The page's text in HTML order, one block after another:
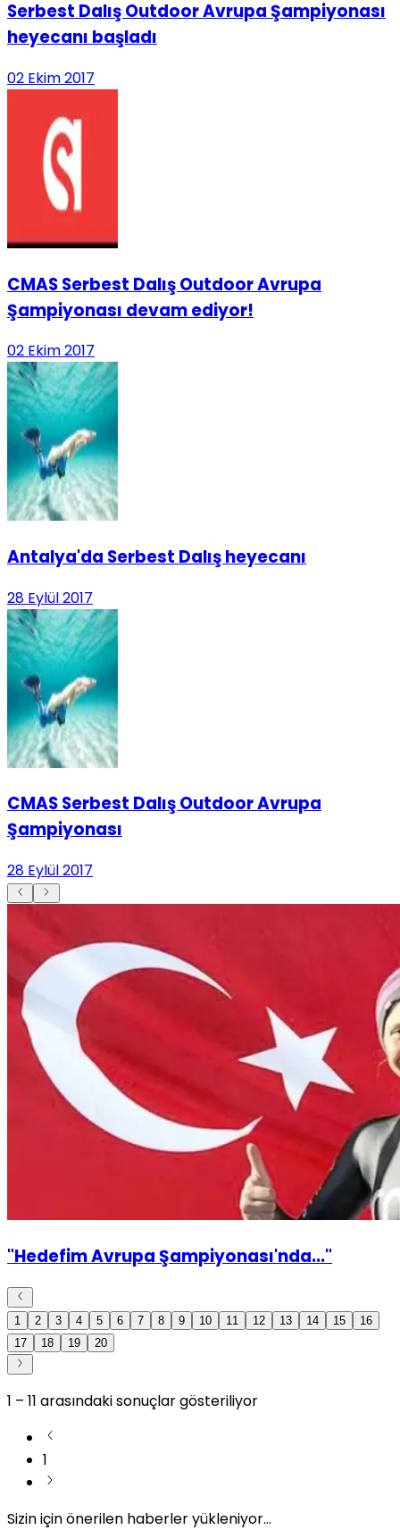
Serbest Dalış Outdoor Avrupa Şampiyonası
heyecanı başladı
02 Ekim 2017
CMAS Serbest Dalış Outdoor Avrupa
Şampiyonası devam ediyor!
02 Ekim 2017
Antalya'da Serbest Dalış heyecanı
28 Eylül 2017
CMAS Serbest Dalış Outdoor Avrupa
Şampiyonası
28 Eylül 2017
"Hedefim Avrupa Şampiyonası'nda..."
1 2 3 4 5 6 7 8 9 10 11 12 13 14 15
16
17
18 19 20
1 – 11 arasındaki sonuçlar gösteriliyor
1
Sizin için önerilen haberler yükleniyor...